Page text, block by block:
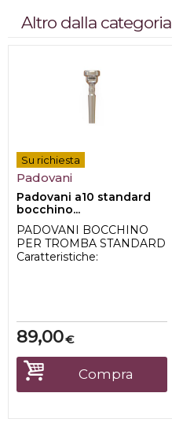
Altro dalla categoria
Su richiesta
Padovani
Padovani a10 standard
bocchino...
PADOVANI BOCCHINO
PER TROMBA STANDARD
Caratteristiche:
€
89,00
Compra